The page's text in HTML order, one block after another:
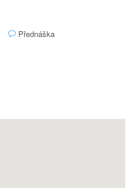
Přednáška